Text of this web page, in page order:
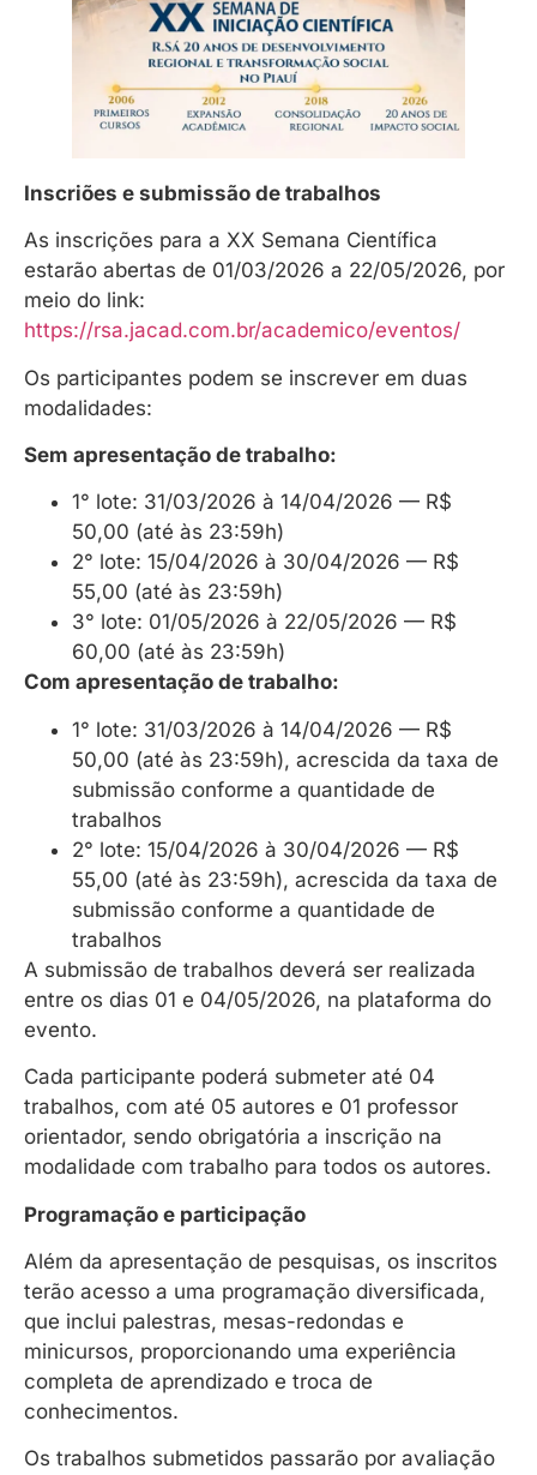
Inscriões e submissão de trabalhos
As inscrições para a XX Semana Científica
estarão abertas de 01/03/2026 a 22/05/2026, por
meio do link:
https://rsa.jacad.com.br/academico/eventos/
Os participantes podem se inscrever em duas
modalidades:
Sem apresentação de trabalho:
1° lote: 31/03/2026 à 14/04/2026 — R$
50,00 (até às 23:59h)
2° lote: 15/04/2026 à 30/04/2026 — R$
55,00 (até às 23:59h)
3° lote: 01/05/2026 à 22/05/2026 — R$
60,00 (até às 23:59h)
Com apresentação de trabalho:
1° lote: 31/03/2026 à 14/04/2026 — R$
50,00 (até às 23:59h), acrescida da taxa de
submissão conforme a quantidade de
trabalhos
2° lote: 15/04/2026 à 30/04/2026 — R$
55,00 (até às 23:59h), acrescida da taxa de
submissão conforme a quantidade de
trabalhos
A submissão de trabalhos deverá ser realizada
entre os dias 01 e 04/05/2026, na plataforma do
evento.
Cada participante poderá submeter até 04
trabalhos, com até 05 autores e 01 professor
orientador, sendo obrigatória a inscrição na
modalidade com trabalho para todos os autores.
Programação e participação
Além da apresentação de pesquisas, os inscritos
terão acesso a uma programação diversificada,
que inclui palestras, mesas-redondas e
minicursos, proporcionando uma experiência
completa de aprendizado e troca de
conhecimentos.
Os trabalhos submetidos passarão por avaliação